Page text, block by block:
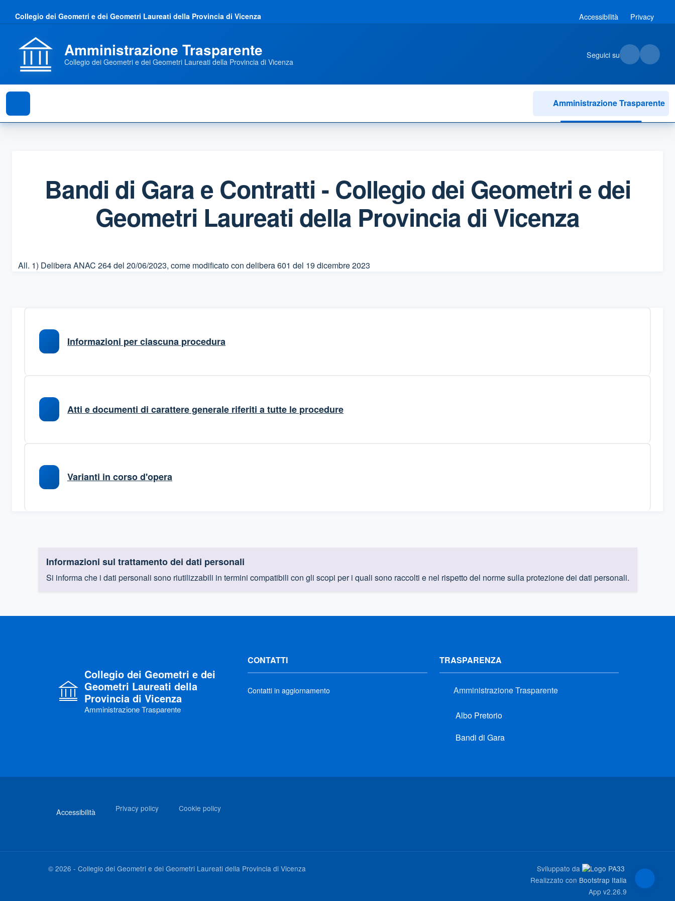
Collegio dei Geometri e dei Geometri Laureati della Provincia di Vicenza Accessibilità Privacy
Amministrazione Trasparente
Collegio dei Geometri e dei Geometri Laureati della Provincia di Vicenza
Seguici su
Amministrazione Trasparente
Bandi di Gara e Contratti - Collegio dei Geometri e dei
Geometri Laureati della Provincia di Vicenza
All. 1) Delibera ANAC 264 del 20/06/2023, come modificato con delibera 601 del 19 dicembre 2023
Informazioni per ciascuna procedura
Atti e documenti di carattere generale riferiti a tutte le procedure
Varianti in corso d'opera
Informazioni sul trattamento dei dati personali
Si informa che i dati personali sono riutilizzabili in termini compatibili con gli scopi per i quali sono raccolti e nel rispetto del norme sulla protezione dei dati personali.
Collegio dei Geometri e dei
Geometri Laureati della
Provincia di Vicenza
Amministrazione Trasparente
CONTATTI
Contatti in aggiornamento
TRASPARENZA
Amministrazione Trasparente
Albo Pretorio
Bandi di Gara
Accessibilità Privacy policy Cookie policy
© 2026 - Collegio dei Geometri e dei Geometri Laureati della Provincia di Vicenza
Sviluppato da
Realizzato con Bootstrap Italia
App v2.26.9